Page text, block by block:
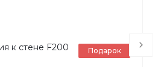
к стене F200 Подарок